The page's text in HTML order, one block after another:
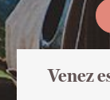
Venez